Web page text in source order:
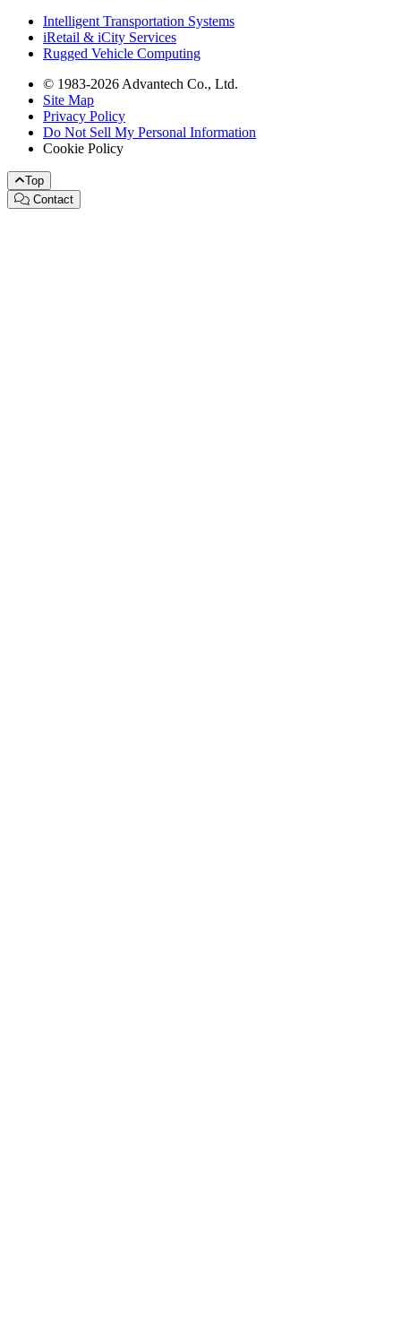
Intelligent Transportation Systems
iRetail & iCity Services
Rugged Vehicle Computing
© 1983-2026 Advantech Co., Ltd.
Site Map
Privacy Policy
Do Not Sell My Personal Information
Cookie Policy
Top
Contact